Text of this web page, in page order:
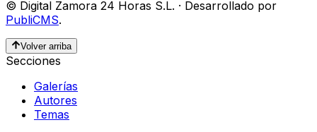
© Digital Zamora 24 Horas S.L. · Desarrollado por
PubliCMS.
Volver arriba
Secciones
Galerías
Autores
Temas